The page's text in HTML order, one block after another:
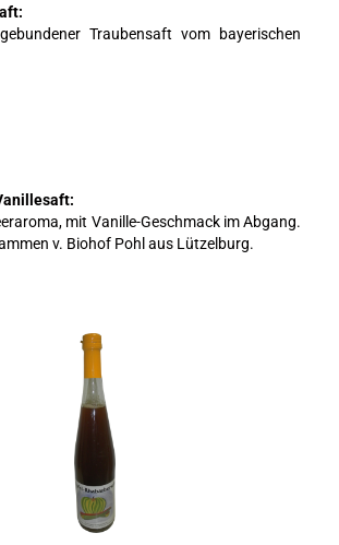
Traubensaft vom bayerischen
mit Vanille-Geschmack im Abgang.
v. Biohof Pohl aus Lützelburg.